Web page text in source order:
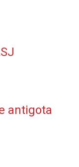
antigota